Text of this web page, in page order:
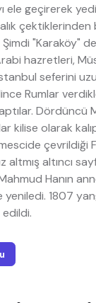
ele geçirerek
"Karaköy"
hazretleri,
seferini
Rumlar
Dördüncü
kilise olarak
çevrildiği
altmış altıncı
Hanın
1807